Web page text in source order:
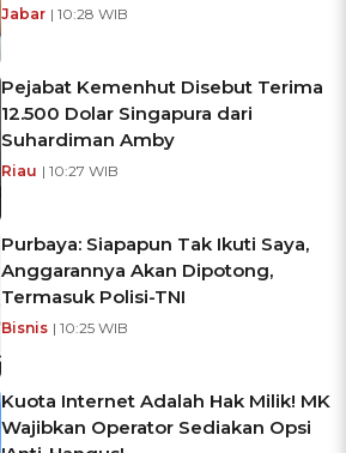
Jabar | 10:28 WIB
Pejabat Kemenhut Disebut Terima
12.500 Dolar Singapura dari
Suhardiman Amby
Riau | 10:27 WIB
Purbaya: Siapapun Tak Ikuti Saya,
Anggarannya Akan Dipotong,
Termasuk Polisi-TNI
Bisnis | 10:25 WIB
Kuota Internet Adalah Hak Milik! MK
Wajibkan Operator Sediakan Opsi